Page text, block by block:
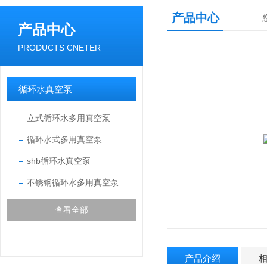
产品中心
PRODUCTS CNETER
循环水真空泵
立式循环水多用真空泵
循环水式多用真空泵
shb循环水真空泵
不锈钢循环水多用真空泵
查看全部
产品中心
产品介绍